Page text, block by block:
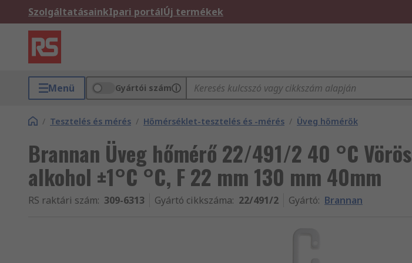
SzolgáltatásainkIpari portálÚj termékek
Menü Gyártói szám
/ Tesztelés és mérés / Hőmérséklet-tesztelés és -mérés / Üveg hőmérők
Brannan Üveg hőmérő 22/491/2 40 °C Vörös
alkohol ±1°C °C, F 22 mm 130 mm 40mm
RS raktári szám: 309-6313 Gyártó cikkszáma: 22/491/2 Gyártó: Brannan